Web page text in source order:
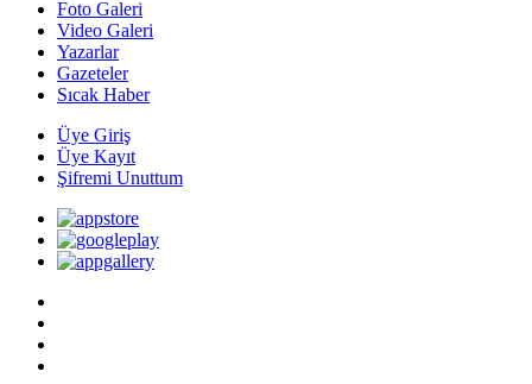
Foto Galeri
Video Galeri
Yazarlar
Gazeteler
Sıcak Haber
Üye Giriş
Üye Kayıt
Şifremi Unuttum